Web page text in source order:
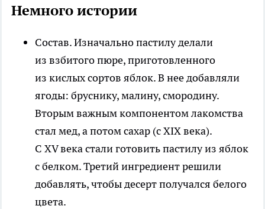
Немного истории
Состав. Изначально пастилу делали
из взбитого пюре, приготовленного
из кислых сортов яблок. В нее добавляли
ягоды: бруснику, малину, смородину.
Вторым важным компонентом лакомства
стал мед, а потом сахар (с XIX века).
С XV века стали готовить пастилу из яблок
с белком. Третий ингредиент решили
добавлять, чтобы десерт получался белого
цвета.